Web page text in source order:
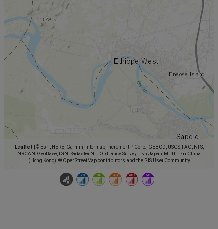
Leaflet
© Esri, HERE, Garmin, Intermap, increment P Corp., GEBCO, USGS, FAO, NPS,
NRCAN, GeoBase, IGN, Kadaster NL, Ordnance Survey, Esri Japan, METI, Esri China
(Hong Kong), © OpenStreetMap contributors, and the GIS User Community